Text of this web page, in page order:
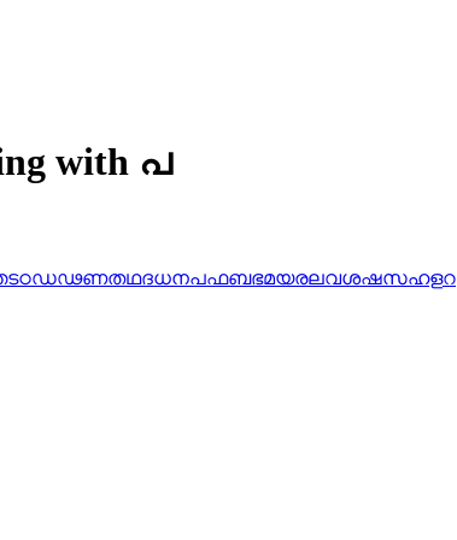
with പ
ടഠഡഢണതഥദധനപഫബഭമയരലവശഷസഹളറ